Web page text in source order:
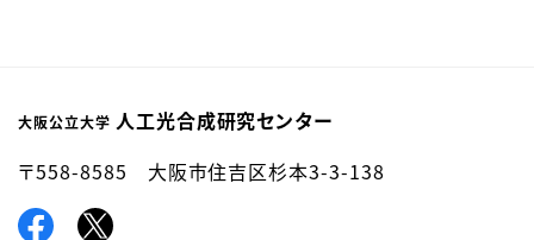
大阪公立大学 人工光合成研究センター
〒558-8585 大阪市住吉区杉本3-3-138